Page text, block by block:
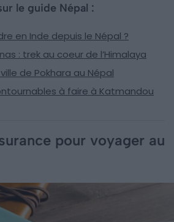
le guide Népal :
en Inde depuis le Népal ?
: trek au coeur de l’Himalaya
de Pokhara au Népal
à faire à Katmandou
pour voyager au